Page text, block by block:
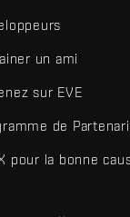
un ami
sur EVE
de
pour la bonne